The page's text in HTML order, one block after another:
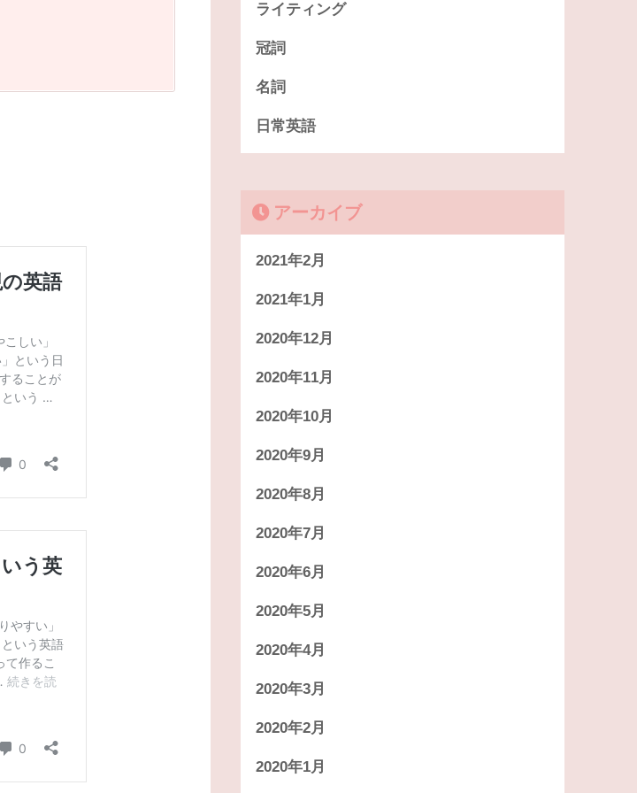
ライティング
冠詞
名詞
日常英語
アーカイブ
2021年2月
2021年1月
2020年12月
2020年11月
2020年10月
2020年9月
2020年8月
2020年7月
2020年6月
2020年5月
2020年4月
2020年3月
2020年2月
2020年1月